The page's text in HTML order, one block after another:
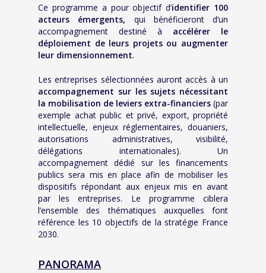
Ce programme a pour objectif d’identifier 100
acteurs émergents, qui bénéficieront d’un
accompagnement destiné à accélérer le
déploiement de leurs projets ou augmenter
leur dimensionnement.
Les entreprises sélectionnées auront accès à un
accompagnement sur les sujets nécessitant
la mobilisation de leviers extra-financiers (par
exemple achat public et privé, export, propriété
intellectuelle, enjeux réglementaires, douaniers,
autorisations administratives, visibilité,
délégations internationales). Un
accompagnement dédié sur les financements
publics sera mis en place afin de mobiliser les
dispositifs répondant aux enjeux mis en avant
par les entreprises. Le programme ciblera
l’ensemble des thématiques auxquelles font
référence les 10 objectifs de la stratégie France
2030.
PANORAMA